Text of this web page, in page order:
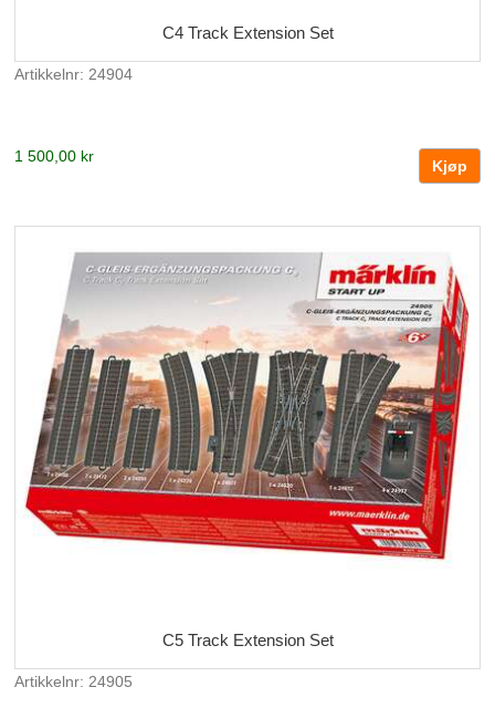
C4 Track Extension Set
Artikkelnr: 24904
1 500,00 kr
C5 Track Extension Set
Artikkelnr: 24905